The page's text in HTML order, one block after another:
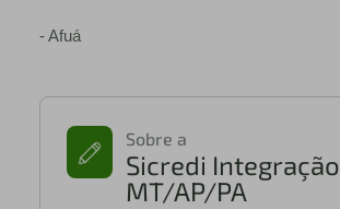
- Afuá
Sobre a
Sicredi Integração
MT/AP/PA